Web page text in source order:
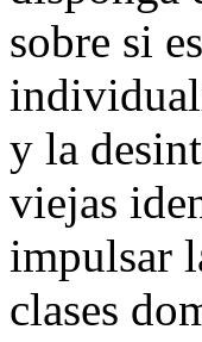
sobre si
y la
viejas
impulsar
clases